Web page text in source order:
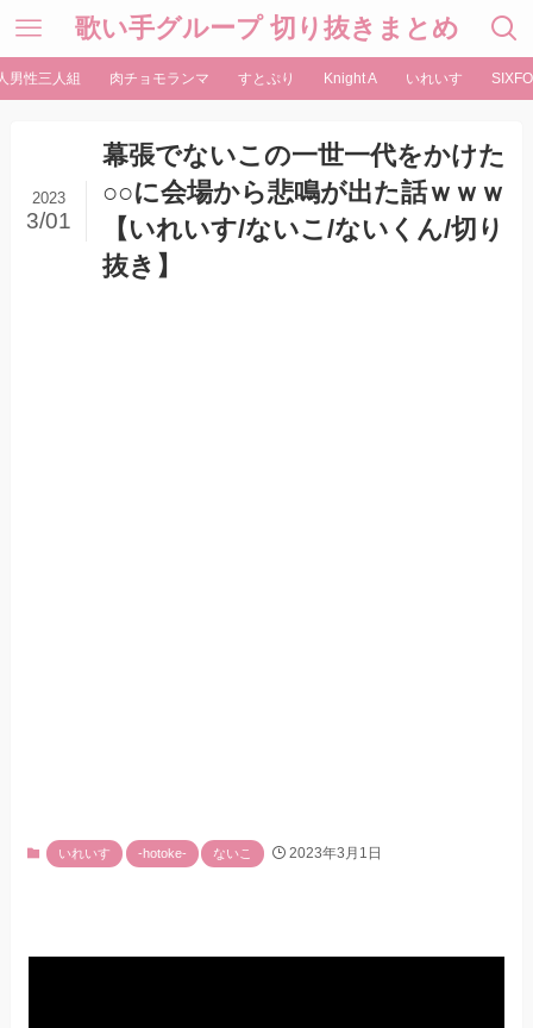
歌い手グループ 切り抜きまとめ
男性三人組 肉チョモランマ すとぷり Knight A いれいす
幕張でないこの一世一代をかけた
○○に会場から悲鳴が出た話ｗｗｗ
【いれいす/ないこ/ないくん/切り
抜き】
2023
3/01
いれいす -hotoke- ないこ 2023年3月1日